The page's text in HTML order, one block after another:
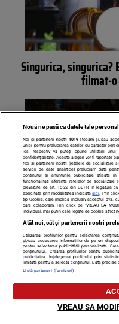
Singurica, singurica?
filmat-o
Surpriza! De cand a
calca prin bucatarie!
Nouă ne pasă ca datele tale
Noi și partenerii noștri 1019stocăm și/sau
unici pentru prelucrarea datelor cu caracter
jos, respectiv vă puteți opune utilizării
confidențialitate. Aceste alegeri vor fi raportate
Noi si partenerii nostri (retelele de socializare
servicii de date analitice) prelucram date
continutul si anunturile publicitare afisate
functionalitati aferente retelelor de
prevazute de art. 15-22 din GDPR in legatura
exercitate prin modalitatea indicataaici . Prin
tip Cookie, care implica inclusiv acceptul dvs.
care colaboram. Prin click pe “VREAU SA
individual, mai putin cele legate de cookie strict
Atât noi, cât și partenerii noștri
Utilizarea profilurilor pentru selectarea
și/sau accesarea informațiilor de pe un
pentru selectarea publicității personalizate.
conținutului. Crearea profilurilor pentru
publicitatea. Înțelegerea publicului prin
limitate pentru a selecta conținutul. Date
Listă parteneri (furnizori)
VREAU SA